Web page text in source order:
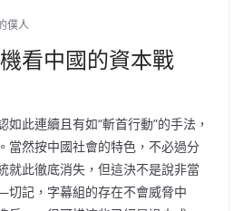
僕人
看中國的資本戰
此連續且有如“斬首行動”的手法，
當然按中國社會的特色，不必過分
就此徹底消失，但這決不是說非當
記，字幕組的存在不會威脅中